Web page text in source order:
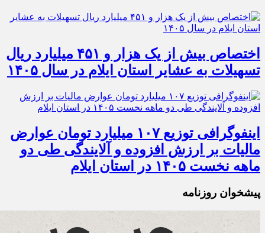
اختصاص بیش از یک هزار و ۴۵۱ میلیارد ریال
تسهیلات به عشایر استان ایلام در سال ۱۴۰۵
اینفوگرافی توزیع ۱۰۷ میلیارد تومان عوارض
مالیات بر ارزش افزوده و آلایندگی طی دو
ماهه نخست ۱۴۰۵ در استان ایلام
پیشخوان روزنامه